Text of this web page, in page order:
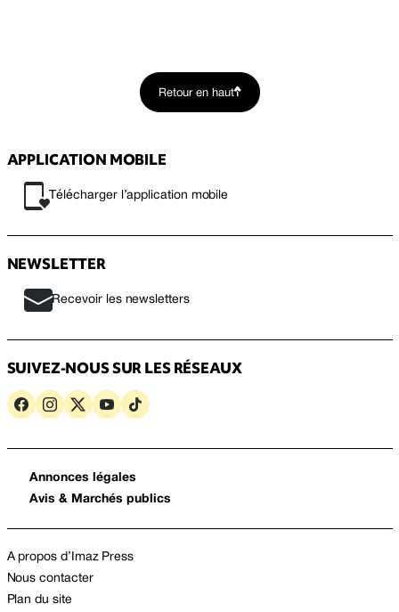
Retour en haut
APPLICATION MOBILE
Télécharger l’application mobile
NEWSLETTER
Recevoir les newsletters
SUIVEZ-NOUS SUR LES RÉSEAUX
Annonces légales
Avis & Marchés publics
A propos d’Imaz Press
Nous contacter
Plan du site